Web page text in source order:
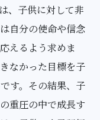
、子供に対して非
自分の使命や信念
えるよう求めま
なかった目標を子
す。その結果、子
重圧の中で成長す